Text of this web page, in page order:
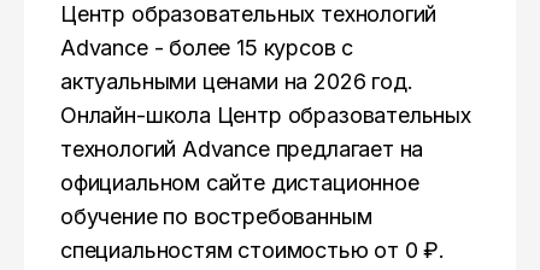
Центр образовательных технологий
Advance - более 15 курсов с
актуальными ценами на 2026 год.
Онлайн-школа Центр образовательных
технологий Advance предлагает на
официальном сайте дистационное
обучение по востребованным
специальностям стоимостью от 0 ₽.